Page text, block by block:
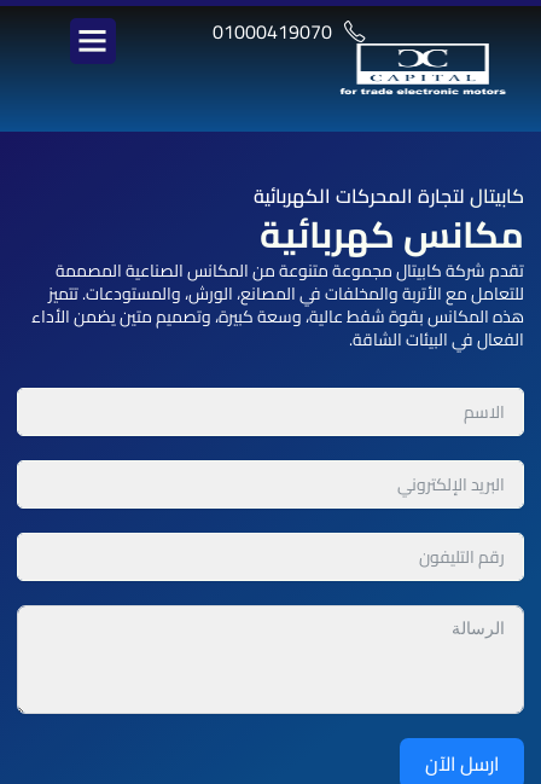
تخطي
المحتوى
01000419070
كابيتاللتجارة المحركات الكهربائية
مكانس كهربائية
تقدم شركة كابيتال مجموعة متنوعة من المكانس الصناعية المصممة
للتعامل مع الأتربة والمخلفات في المصانع، الورش، والمستودعات. تتميز
هذه المكانس بقوة شفط عالية، وسعة كبيرة، وتصميم متين يضمن الأداء
الفعال في البيئات الشاقة.
ارسل الآن